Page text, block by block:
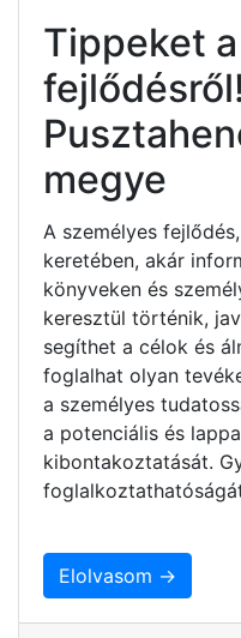
Tippeket
fejlődésről!
megye
A személyes
keretében, akár
könyveken és
keresztül történik,
segíthet a célok és
foglalhat olyan
a személyes
a potenciális és
kibontakoztatását.
Elolvasom →